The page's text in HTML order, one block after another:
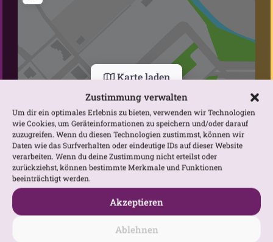
Zustimmung verwalten
Um dir ein optimales Erlebnis zu bieten, verwenden wir Technologien
wie Cookies, um Geräteinformationen zu speichern und/oder darauf
zuzugreifen. Wenn du diesen Technologien zustimmst, können wir
Daten wie das Surfverhalten oder eindeutige IDs auf dieser Website
verarbeiten. Wenn du deine Zustimmung nicht erteilst oder
zurückziehst, können bestimmte Merkmale und Funktionen
beeinträchtigt werden.
Akzeptieren
Ablehnen
Karte laden
Gib deinen Standort ein.Anfahrtsbeschreibung anfordern